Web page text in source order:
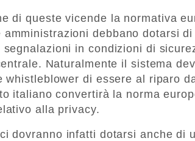
di queste vicende la normativa
debbano dotarsi
in condizioni di
Naturalmente il sistema
whistleblower di essere al riparo
italiano convertirà la norma
alla privacy.
dovranno infatti dotarsi anche di